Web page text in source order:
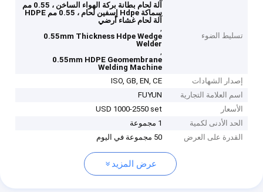
تسليط الضوء
آلة لحام بطانة بركة الهواء الساخن ، 0.55 مم
سماكة Hdpe إسفين لحام ، 0.55 مم HDPE
آلة لحام غشاء أرضي
,
0.55mm Thickness Hdpe Wedge
Welder
,
0.55mm HDPE Geomembrane
Welding Machine
إصدار الشهادات
ISO, GB, EN, CE
اسم العلامة التجارية
FUYUN
الأسعار
USD 1000-2550 set
الحد الأدنى لكمية
1 مجموعة
القدرة على العرض
50 مجموعة في اليوم
عرض المزيد